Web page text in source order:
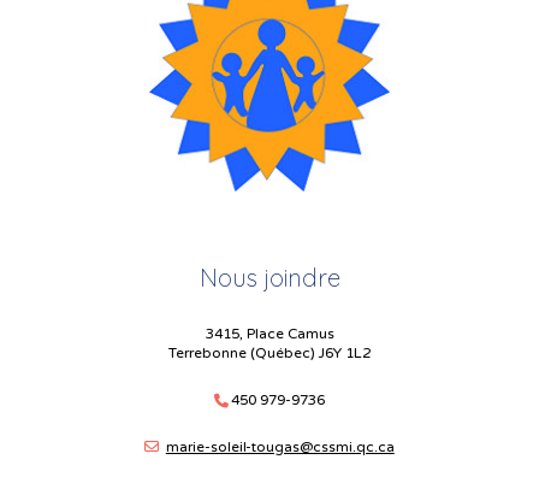
Nous joindre
3415, Place Camus
Terrebonne (Québec) J6Y 1L2
450 979-9736
marie-soleil-tougas@cssmi.qc.ca